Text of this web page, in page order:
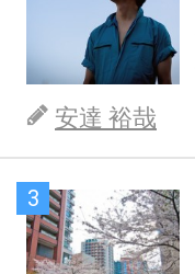
安達 裕哉
3